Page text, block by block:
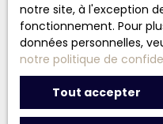
notre site, à l'exception
fonctionnement. Pour
données personnelles,
notre politique de
Tout accepter